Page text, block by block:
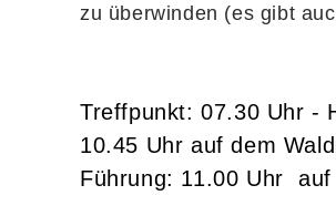
zu überwinden (es gibt
Treffpunkt: 07.30 Uhr -
10.45 Uhr auf dem
Führung: 11.00 Uhr auf